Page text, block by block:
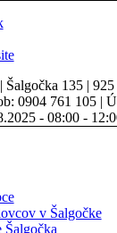
Šalgočka 135 |
0904 761 105 |
- 08:00 -
v Šalgočke
Šalgočka